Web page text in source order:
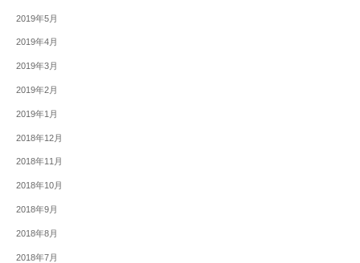
2019年5月
2019年4月
2019年3月
2019年2月
2019年1月
2018年12月
2018年11月
2018年10月
2018年9月
2018年8月
2018年7月